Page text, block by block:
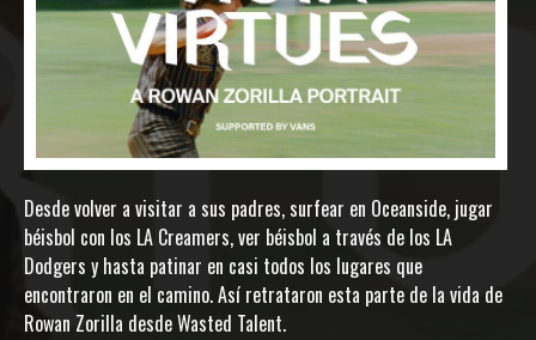
Desde volver a visitar a sus padres, surfear en Oceanside, jugar
béisbol con los LA Creamers, ver béisbol a través de los LA
Dodgers y hasta patinar en casi todos los lugares que
encontraron en el camino. Así retrataron esta parte de la vida de
Rowan Zorilla desde Wasted Talent.